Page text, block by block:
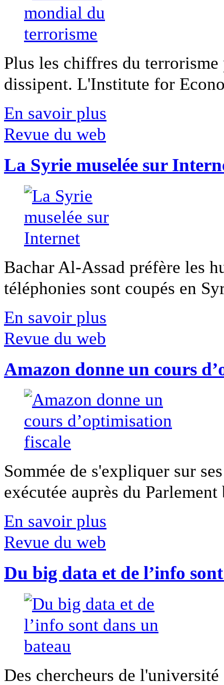
Plus les chiffres du
dissipent. L'Institute for
En savoir plus
Revue du web
La Syrie muselée sur
Bachar Al-Assad préfère les
téléphonies sont coupés en
En savoir plus
Revue du web
Amazon donne un cours
Sommée de s'expliquer sur
exécutée auprès du
En savoir plus
Revue du web
Du big data et de l’info
Des chercheurs de